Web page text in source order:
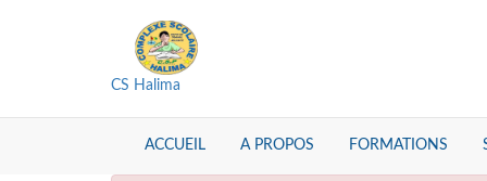
CS Halima
ACCUEIL A PROPOS FORMATIONS